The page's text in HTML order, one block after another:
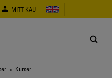
MITT KAU
> Kurser